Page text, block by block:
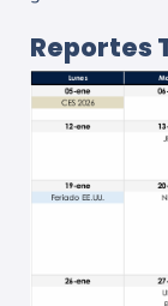
Reportes